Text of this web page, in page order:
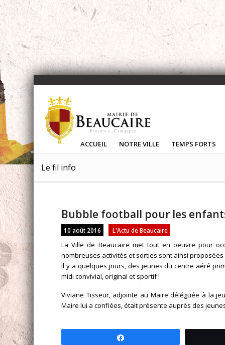
ACCUEIL NOTRE VILLE TEMPS FORTS
Le fil info
Bubble football pour les
10 août 2016 L'Actu de Beaucaire
La Ville de Beaucaire met tout en oeuvre pour
nombreuses activités et sorties sont ainsi
Il y a quelques jours, des jeunes du centre aéré
midi convivial, original et sportif !
Viviane Tisseur, adjointe au Maire déléguée à la
Maire lui a confiées, était présente auprès des